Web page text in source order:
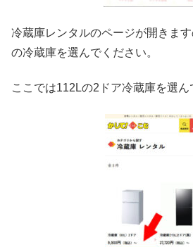
冷蔵庫レンタルのページが開きま
の冷蔵庫を選んでください。
ここでは112Lの2ドア冷蔵庫を選ん